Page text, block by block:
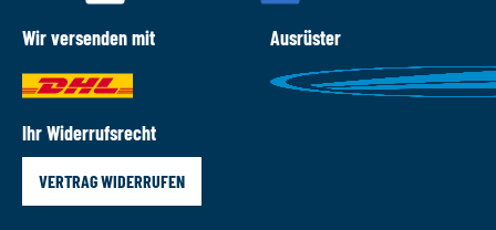
Wir versenden mit Ausrüster
Ihr Widerrufsrecht
VERTRAG WIDERRUFEN